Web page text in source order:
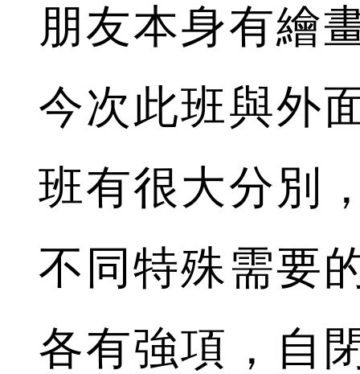
朋友本身有繪
今次此班與外
班有很大分別
不同特殊需要
各有強項，自